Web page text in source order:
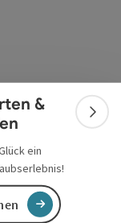
&
ein
in Google